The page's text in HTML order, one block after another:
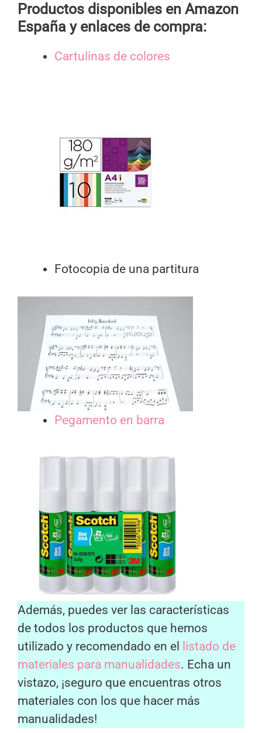
Productos disponibles en Amazon
España y enlaces de compra:
Cartulinas de colores
Fotocopia de una partitura
Pegamento en barra
Además, puedes ver las características
de todos los productos que hemos
utilizado y recomendado en el
listado de
materiales para manualidades. Echa un
vistazo, ¡seguro que encuentras otros
materiales con los que hacer más
manualidades!